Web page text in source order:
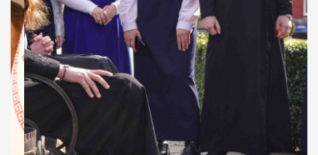
ВПБА — спільнота, де
формується
покликання
Читати більше